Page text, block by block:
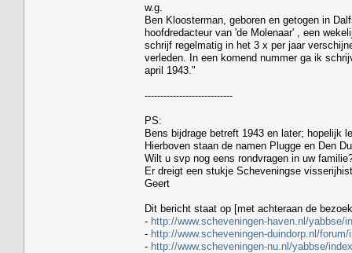
w.g.
Ben Kloosterman, geboren en getogen in
hoofdredacteur van 'de Molenaar' , een
schrijf regelmatig in het 3 x per jaar
verleden. In een komend nummer ga ik
april 1943."
----------------------------
PS:
Bens bijdrage betreft 1943 en later; hopelijk
Hierboven staan de namen Plugge en Den
Wilt u svp nog eens rondvragen in uw
Er dreigt een stukje Scheveningse
Geert
Dit bericht staat op [met achteraan de
- http://www.scheveningen-haven.nl/yabbse/
- http://www.scheveningen-duindorp.nl/
- http://www.scheveningen-nu.nl/yabbse/